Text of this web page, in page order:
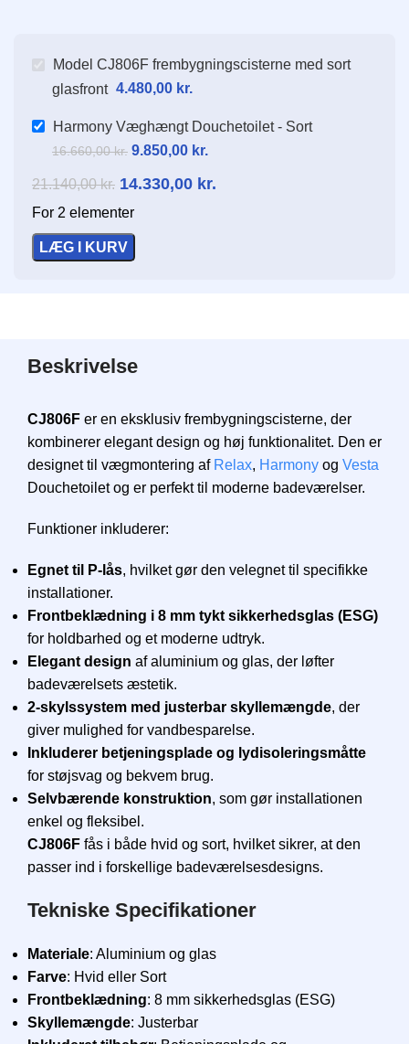
Model CJ806F frembygningscisterne med sort
glasfront 4.480,00 kr.
Harmony Væghængt Douchetoilet - Sort
16.660,00kr. 9.850,00 kr.
21.140,00kr. 14.330,00 kr.
For 2 elementer
LÆG I KURV
Beskrivelse
CJ806F er en eksklusiv frembygningscisterne, der
kombinerer elegant design og høj funktionalitet. Den er
designet til vægmontering af Relax, Harmony og Vesta
Douchetoilet og er perfekt til moderne badeværelser.
Funktioner inkluderer:
Egnet til P-lås, hvilket gør den velegnet til specifikke
installationer.
Frontbeklædning i 8 mm tykt sikkerhedsglas (ESG)
for holdbarhed og et moderne udtryk.
Elegant design af aluminium og glas, der løfter
badeværelsets æstetik.
2-skylssystem med justerbar skyllemængde, der
giver mulighed for vandbesparelse.
Inkluderer betjeningsplade og lydisoleringsmåtte
for støjsvag og bekvem brug.
Selvbærende konstruktion, som gør installationen
enkel og fleksibel.
CJ806F fås i både hvid og sort, hvilket sikrer, at den
passer ind i forskellige badeværelsesdesigns.
Tekniske Specifikationer
Materiale: Aluminium og glas
Farve: Hvid eller Sort
Frontbeklædning: 8 mm sikkerhedsglas (ESG)
Skyllemængde: Justerbar